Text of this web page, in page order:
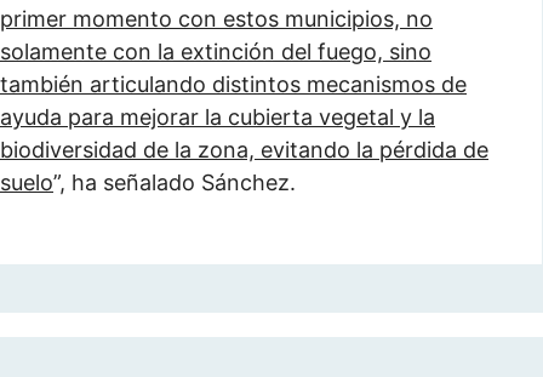
primer momento con estos municipios, no
solamente con la extinción del fuego, sino
también articulando distintos mecanismos de
ayuda para mejorar la cubierta vegetal y la
biodiversidad de la zona, evitando la pérdida de
suelo”, ha señalado Sánchez.